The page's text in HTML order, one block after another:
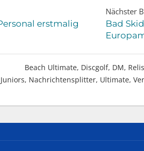
erstmalig
Nächster
Bad
Beach Ultimate, Discgolf, DM,
Juniors, Nachrichtensplitter, Ultimate,